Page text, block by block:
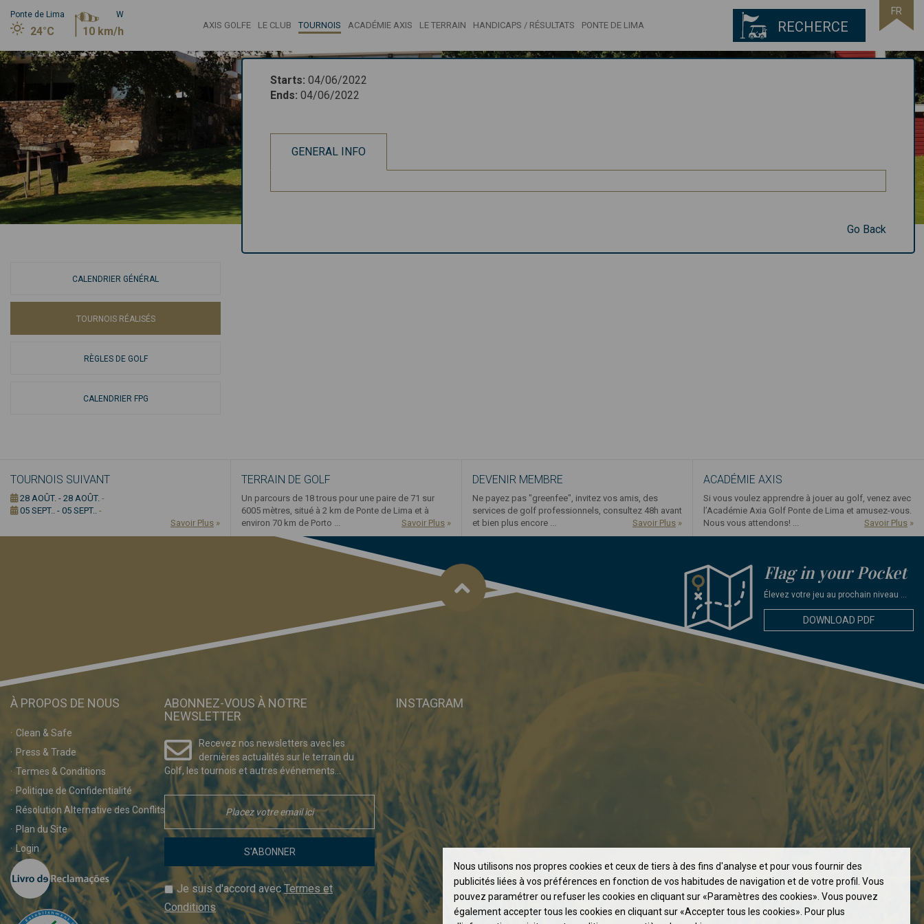
Ponte de Lima
24°C
W
10 km/h AXIS GOLFE LE CLUB TOURNOIS ACADÉMIE AXIS LE TERRAIN HANDICAPS / RÉSULTATS PONTE DE LIMA
FR
RECHERCE
Starts: 04/06/2022
Ends: 04/06/2022
GENERAL INFO
Go Back
CALENDRIER GÉNÉRAL
TOURNOIS RÉALISÉS
RÈGLES DE GOLF
CALENDRIER FPG
TOURNOIS SUIVANT
28 AOÛT. - 28 AOÛT. -
05 SEPT.. - 05 SEPT.. -
Savoir Plus »
TERRAIN DE GOLF
Un parcours de 18 trous pour une paire de 71 sur
6005 mètres, situé à 2 km de Ponte de Lima et à
environ 70 km de Porto ...
Savoir Plus »
DEVENIR MEMBRE
Ne payez pas "greenfee", invitez vos amis, des
services de golf professionnels, consultez 48h avant
et bien plus encore ...
Savoir Plus »
ACADÉMIE AXIS
Si vous voulez apprendre à jouer au golf, venez avec
l’Académie Axia Golf Ponte de Lima et amusez-vous.
Nous vous attendons! ...
Savoir Plus »
Flag in your Pocket
Élevez votre jeu au prochain niveau ...
DOWNLOAD PDF
À PROPOS DE NOUS
Clean & Safe
Press & Trade
Termes & Conditions
Politique de Confidentialité
Résolution Alternative des Conflits
Plan du Site
Login
ABONNEZ-VOUS À NOTRE
NEWSLETTER
Recevez nos newsletters avec les
dernières actualités sur le terrain du
Golf, les tournois et autres événements...
S'ABONNER
Je suis d'accord avec Termes et
Conditions
INSTAGRAM
Nous utilisons nos propres cookies et ceux de tiers à des fins d'analyse et pour vous fournir des
publicités liées à vos préférences en fonction de vos habitudes de navigation et de votre profil. Vous
pouvez paramétrer ou refuser les cookies en cliquant sur «Paramètres des cookies». Vous pouvez
également accepter tous les cookies en cliquant sur «Accepter tous les cookies». Pour plus